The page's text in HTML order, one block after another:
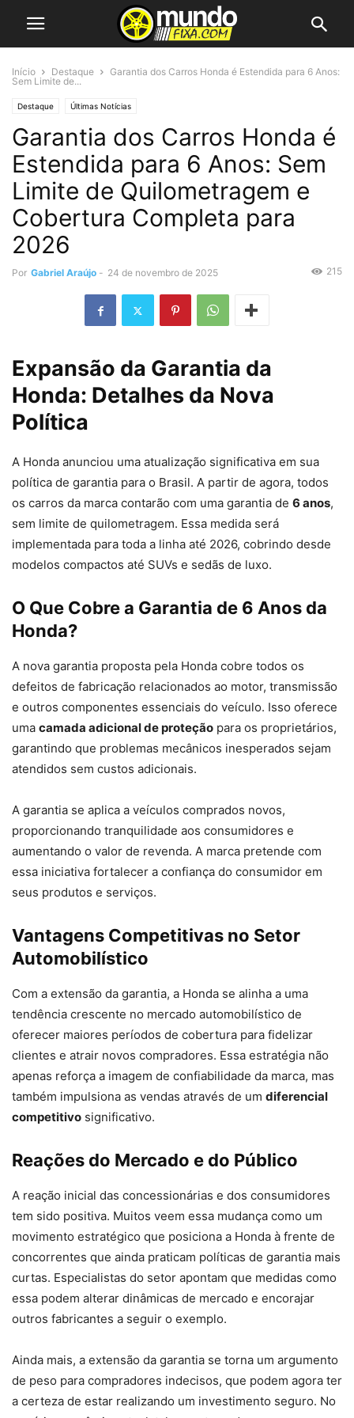
Início Destaque
Garantia dos Carros Honda é Estendida para 6 Anos:
Sem Limite de...
Destaque Últimas Notícias
Garantia dos Carros Honda é
Estendida para 6 Anos: Sem
Limite de Quilometragem e
Cobertura Completa para
2026
Por Gabriel Araújo - 24 de novembro de 2025 215
Expansão da Garantia da
Honda: Detalhes da Nova
Política
A Honda anunciou uma atualização significativa em sua
política de garantia para o Brasil. A partir de agora, todos
os carros da marca contarão com uma garantia de 6 anos,
sem limite de quilometragem. Essa medida será
implementada para toda a linha até 2026, cobrindo desde
modelos compactos até SUVs e sedãs de luxo.
O Que Cobre a Garantia de 6 Anos da
Honda?
A nova garantia proposta pela Honda cobre todos os
defeitos de fabricação relacionados ao motor, transmissão
e outros componentes essenciais do veículo. Isso oferece
uma camada adicional de proteção para os proprietários,
garantindo que problemas mecânicos inesperados sejam
atendidos sem custos adicionais.
A garantia se aplica a veículos comprados novos,
proporcionando tranquilidade aos consumidores e
aumentando o valor de revenda. A marca pretende com
essa iniciativa fortalecer a confiança do consumidor em
seus produtos e serviços.
Vantagens Competitivas no Setor
Automobilístico
Com a extensão da garantia, a Honda se alinha a uma
tendência crescente no mercado automobilístico de
oferecer maiores períodos de cobertura para fidelizar
clientes e atrair novos compradores. Essa estratégia não
apenas reforça a imagem de confiabilidade da marca, mas
também impulsiona as vendas através de um diferencial
competitivo significativo.
Reações do Mercado e do Público
A reação inicial das concessionárias e dos consumidores
tem sido positiva. Muitos veem essa mudança como um
movimento estratégico que posiciona a Honda à frente de
concorrentes que ainda praticam políticas de garantia mais
curtas. Especialistas do setor apontam que medidas como
essa podem alterar dinâmicas de mercado e encorajar
outros fabricantes a seguir o exemplo.
Ainda mais, a extensão da garantia se torna um argumento
de peso para compradores indecisos, que podem agora ter
a certeza de estar realizando um investimento seguro. No